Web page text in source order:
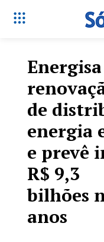
de
energia
e prevê
R$ 9,3
bilhões
anos